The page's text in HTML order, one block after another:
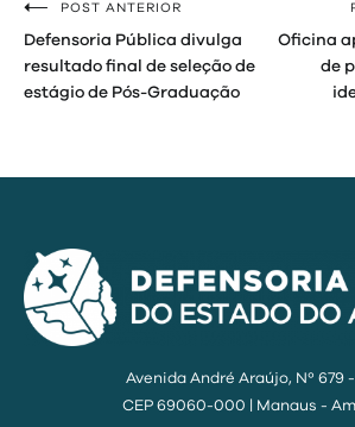
Navegação
de
Post
POST ANTERIOR
Defensoria Pública divulga
resultado final de seleção de
estágio de Pós-Graduação
Oficina
de
Avenida André Araújo, Nº 679
CEP 69060-000 | Manaus -